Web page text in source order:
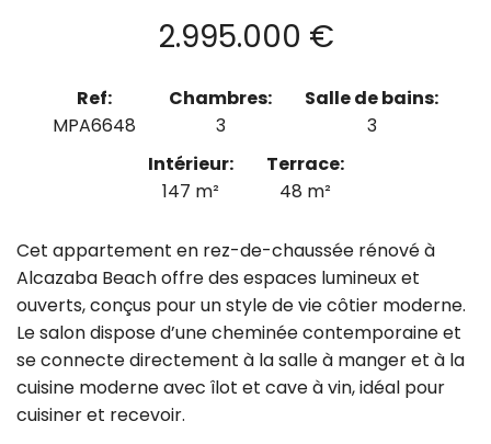
2.995.000 €
Ref:
MPA6648
Chambres:
3
Salle de bains:
3
Intérieur:
147 m²
Terrace:
48 m²
Cet appartement en rez-de-chaussée rénové à
Alcazaba Beach offre des espaces lumineux et
ouverts, conçus pour un style de vie côtier moderne.
Le salon dispose d’une cheminée contemporaine et
se connecte directement à la salle à manger et à la
cuisine moderne avec îlot et cave à vin, idéal pour
cuisiner et recevoir.